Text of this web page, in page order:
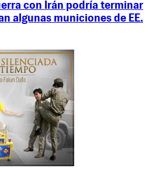
con Irán podría terminar
algunas municiones de EE.